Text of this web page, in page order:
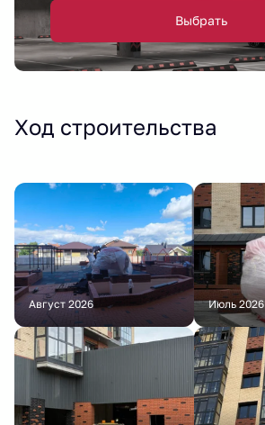
Выбрать
Ход строительства
Август 2026 Июль 2026